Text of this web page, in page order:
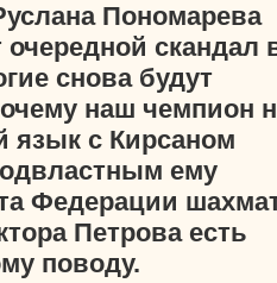
Пономарева
скандал
снова будут
наш чемпион
язык с Кирсаном
ему
Федерации
Петрова есть
поводу.